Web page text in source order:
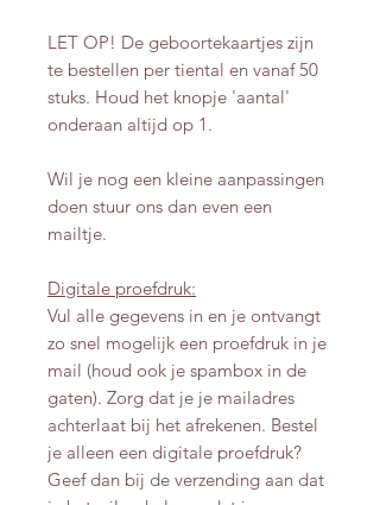
LET OP! De geboortekaartjes zijn
te bestellen per tiental en vanaf 50
stuks. Houd het knopje 'aantal'
onderaan altijd op 1.
Wil je nog een kleine aanpassingen
doen stuur ons dan even een
mailtje.
Digitale proefdruk:
Vul alle gegevens in en je ontvangt
zo snel mogelijk een proefdruk in je
mail (houd ook je spambox in de
gaten). Zorg dat je je mailadres
achterlaat bij het afrekenen. Bestel
je alleen een digitale proefdruk?
Geef dan bij de verzending aan dat